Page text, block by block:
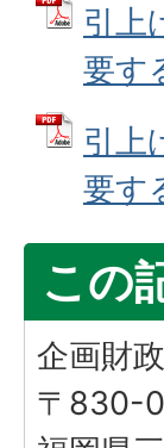
引上
要す
引上
要す
この
企画財
〒830-